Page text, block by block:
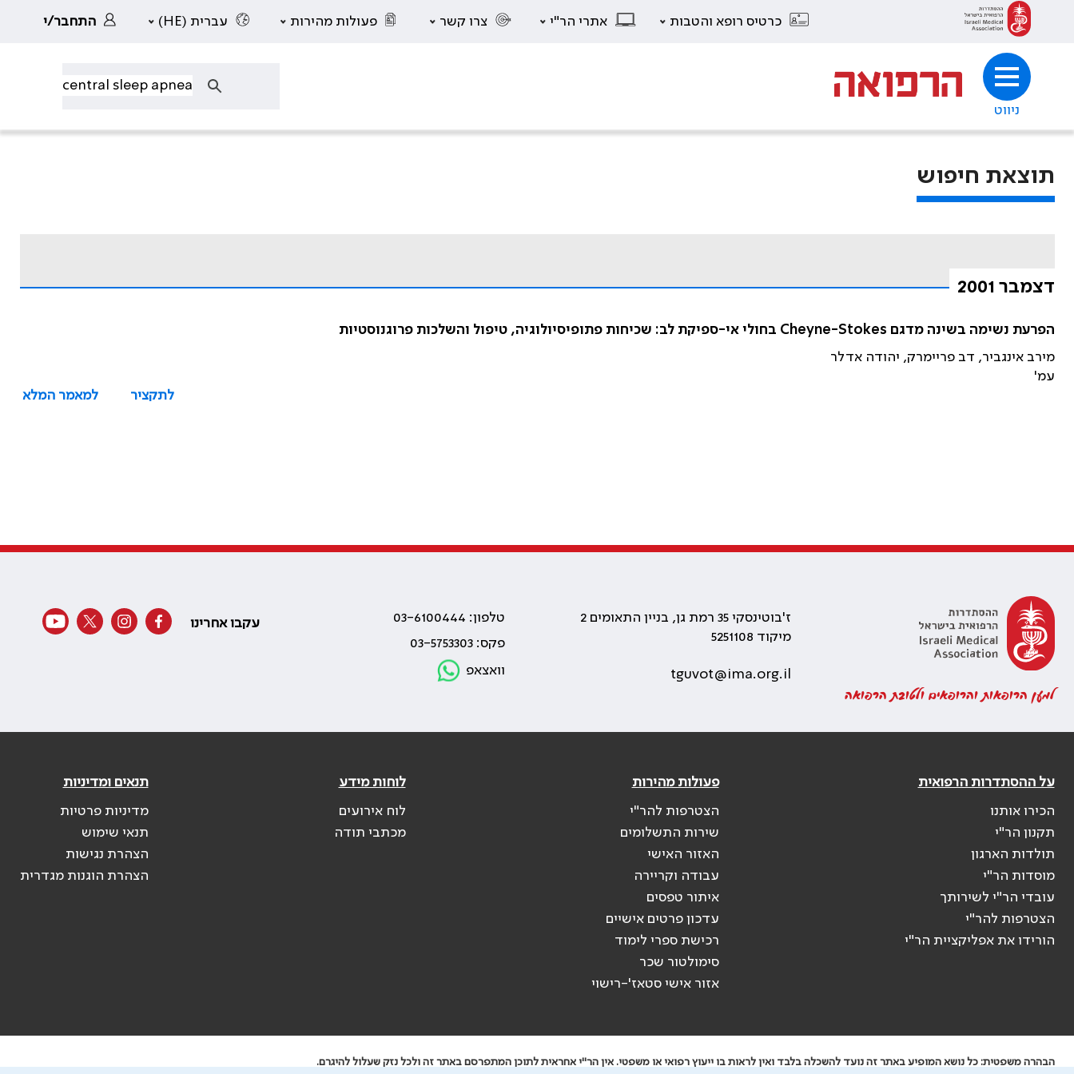
כרטיס רופא והטבות אתרי הר"י צרו קשר פעולות מהירות עברית (HE) התחבר/י
ניווט
תוצאת חיפוש
דצמבר 2001
הפרעת נשימה בשינה מדגם Cheyne-Stokes בחולי אי-ספיקת לב: שכיחות פתופיסיולוגיה, טיפול והשלכות פרוגנוסטיות
מירב אינגביר, דב פריימרק, יהודה אדלר
עמ'
לתקציר
למאמר המלא
למען הרופאות והרופאים ולטובת הרפואה
ז'בוטינסקי 35 רמת גן, בניין התאומים 2
מיקוד 5251108
tguvot@ima.org.il
טלפון: 03-6100444
פקס: 03-5753303
וואצאפ
עקבו אחרינו
על ההסתדרות הרפואית
הכירו אותנו
תקנון הר"י
תולדות הארגון
מוסדות הר"י
עובדי הר"י לשירותך
הצטרפות להר"י
הורידו את אפליקציית הר"י
פעולות מהירות
הצטרפות להר"י
שירות התשלומים
האזור האישי
עבודה וקריירה
איתור טפסים
עדכון פרטים אישיים
רכישת ספרי לימוד
סימולטור שכר
אזור אישי סטאז'-רישוי
לוחות מידע
לוח אירועים
מכתבי תודה
תנאים ומדיניות
מדיניות פרטיות
תנאי שימוש
הצהרת נגישות
הצהרת הוגנות מגדרית
הבהרה משפטית: כל נושא המופיע באתר זה נועד להשכלה בלבד ואין לראות בו ייעוץ רפואי או משפטי. אין הר"י אחראית לתוכן המתפרסם באתר זה ולכל נזק שעלול להיגרם.